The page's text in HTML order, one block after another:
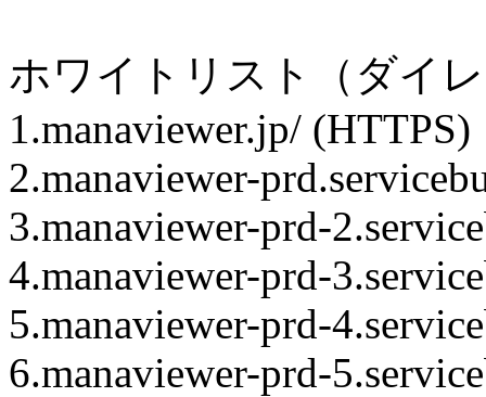
ホワイトリスト（ダイ
1.manaviewer.jp/ (HTTPS)
2.manaviewer-
3.manaviewer-prd-
4.manaviewer-prd-
5.manaviewer-prd-
6.manaviewer-prd-